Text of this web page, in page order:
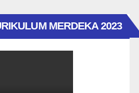
MERDEKA 2023